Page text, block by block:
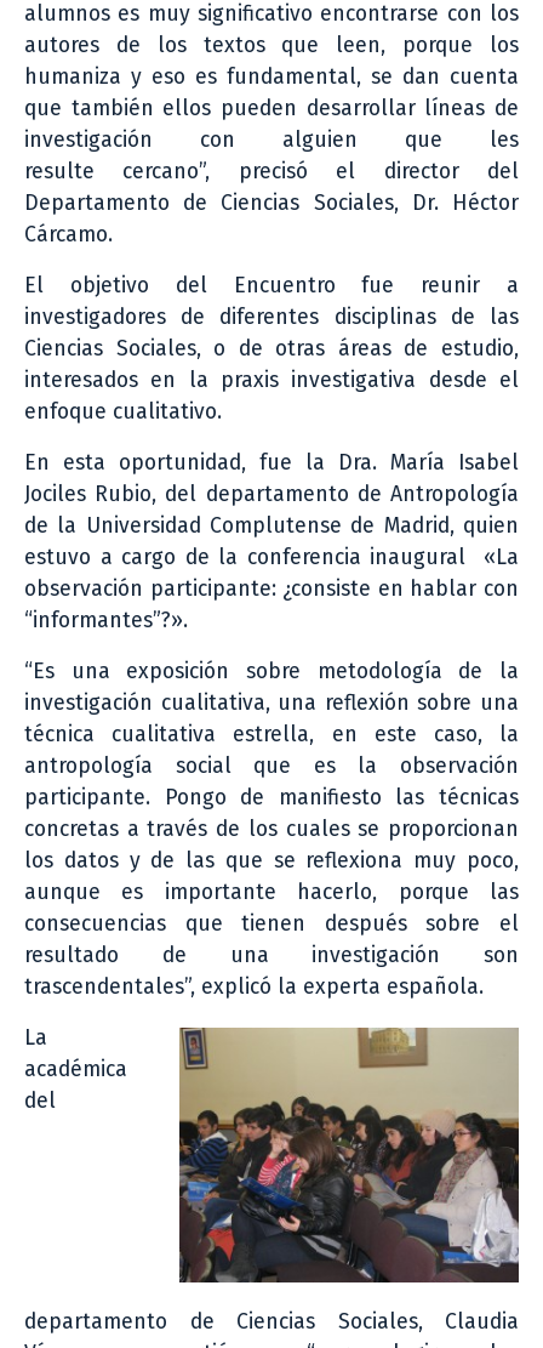
alumnos es muy significativo encontrarse con los
autores de los textos que leen, porque los
humaniza y eso es fundamental, se dan cuenta
que también ellos pueden desarrollar líneas de
investigación con alguien que les
resulte cercano”, precisó el director del
Departamento de Ciencias Sociales, Dr. Héctor
Cárcamo.
El objetivo del Encuentro fue reunir a
investigadores de diferentes disciplinas de las
Ciencias Sociales, o de otras áreas de estudio,
interesados en la praxis investigativa desde el
enfoque cualitativo.
En esta oportunidad, fue la Dra. María Isabel
Jociles Rubio, del departamento de Antropología
de la Universidad Complutense de Madrid, quien
estuvo a cargo de la conferencia inaugural «La
observación participante: ¿consiste en hablar con
“informantes”?».
“Es una exposición sobre metodología de la
investigación cualitativa, una reflexión sobre una
técnica cualitativa estrella, en este caso, la
antropología social que es la observación
participante. Pongo de manifiesto las técnicas
concretas a través de los cuales se proporcionan
los datos y de las que se reflexiona muy poco,
aunque es importante hacerlo, porque las
consecuencias que tienen después sobre el
resultado de una investigación son
trascendentales”, explicó la experta española.
La
académica
del
departamento de Ciencias Sociales, Claudia